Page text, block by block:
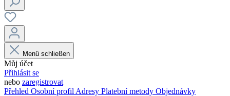
Menü schließen
Můj účet
Přihlásit se
nebo zaregistrovat
Přehled Osobní profil Adresy Platební metody Objednávky